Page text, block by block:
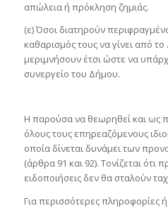
απώλεια ή πρόκληση ζημιάς.
(ε) Όσοι διατηρούν
καθαρισμός τους να γίνει από
μεριμνήσουν έτσι ώστε να
συνεργείο του Δήμου.
Η παρούσα να θεωρηθεί και ως
όλους τους επηρεαζόμενους
οποία δίνεται δυνάμει των
(άρθρα 91 και 92). Τονίζεται ότι
ειδοποιήσεις δεν θα σταλούν
Για περισσότερες πληροφορίες ή